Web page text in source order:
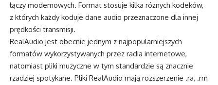
łączy modemowych. Format stosuje kilka różnych kodeków,
z których każdy koduje dane audio przeznaczone dla innej
prędkości transmisji.
RealAudio jest obecnie jednym z najpopularniejszych
formatów wykorzystywanych przez radia internetowe,
natomiast pliki muzyczne w tym standardzie są znacznie
rzadziej spotykane. Pliki RealAudio mają rozszerzenie .ra, .rm